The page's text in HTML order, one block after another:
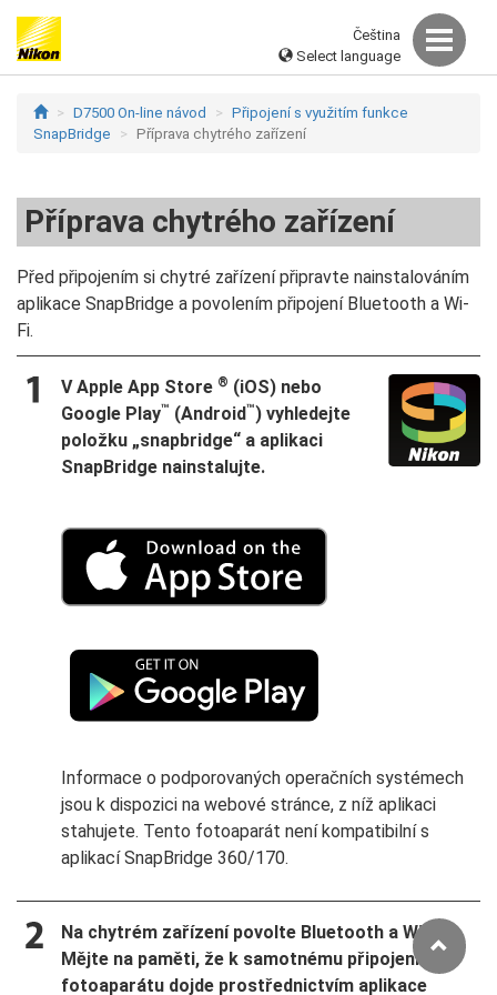
Čeština
Select language
D7500 On-line návod
Připojení s využitím funkce
SnapBridge
Příprava chytrého zařízení
Příprava chytrého zařízení
Před připojením si chytré zařízení připravte nainstalováním
aplikace SnapBridge a povolením připojení Bluetooth a Wi-
Fi.
V Apple App Store ® (iOS) nebo
Google Play™ (Android™) vyhledejte
položku „snapbridge“ a aplikaci
SnapBridge nainstalujte.
Informace o podporovaných operačních systémech
jsou k dispozici na webové stránce, z níž aplikaci
stahujete. Tento fotoaparát není kompatibilní s
aplikací SnapBridge 360/170.
Na chytrém zařízení povolte Bluetooth a Wi-Fi.
Mějte na paměti, že k samotnému připojení k
fotoaparátu dojde prostřednictvím aplikace